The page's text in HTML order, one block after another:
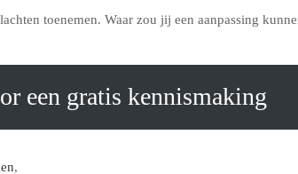
toenemen. Waar zou jij een aanpassing
een gratis kennismaking
,